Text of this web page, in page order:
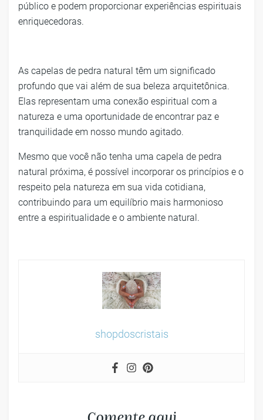
público e podem proporcionar experiências espirituais
enriquecedoras.
As capelas de pedra natural têm um significado
profundo que vai além de sua beleza arquitetônica.
Elas representam uma conexão espiritual com a
natureza e uma oportunidade de encontrar paz e
tranquilidade em nosso mundo agitado.
Mesmo que você não tenha uma capela de pedra
natural próxima, é possível incorporar os princípios e o
respeito pela natureza em sua vida cotidiana,
contribuindo para um equilíbrio mais harmonioso
entre a espiritualidade e o ambiente natural.
shopdoscristais